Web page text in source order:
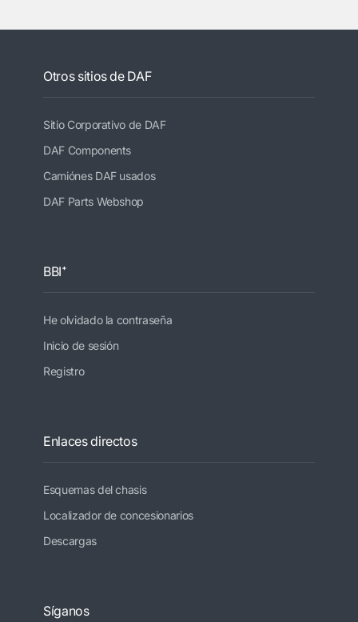
Otros sitios de DAF
Sitio Corporativo de DAF
DAF Components
Camiónes DAF usados
DAF Parts Webshop
BBI⁺
He olvidado la contraseña
Inicio de sesión
Registro
Enlaces directos
Esquemas del chasis
Localizador de concesionarios
Descargas
Síganos